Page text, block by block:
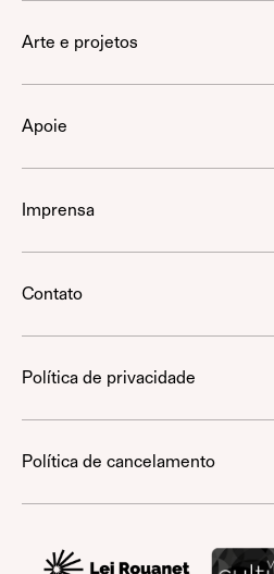
Arte e projetos
Apoie
Imprensa
Contato
Política de privacidade
Política de cancelamento